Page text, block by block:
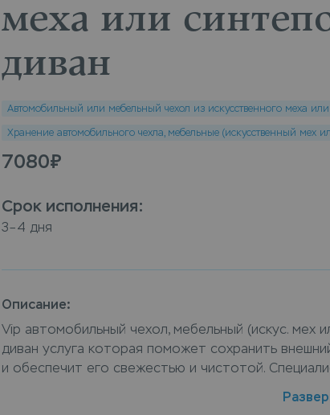
меха или
диван
Автомобильный или мебельный чехол из искусственного меха
Хранение автомобильного чехла, мебельные (искусственный мех
7080₽
Срок исполнения:
3–4 дня
Описание:
Vip автомобильный чехол, мебельный (искус. мех
диван услуга которая поможет сохранить
и обеспечит его свежестью и чистотой.
(искусственный мех или синтепон) диван